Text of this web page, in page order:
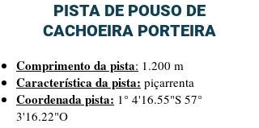
PISTA DE POUSO DE
CACHOEIRA PORTEIRA
Comprimento da pista: 1.200 m
Característica da pista: piçarrenta
Coordenada pista: 1° 4'16.55"S 57°
3'16.22"O